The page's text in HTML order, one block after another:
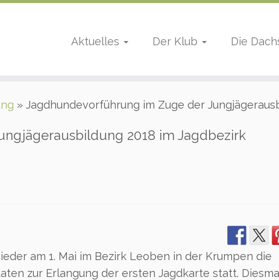
Aktuelles Der Klub Die
» Jagdhundevorführung im Zuge der
2018 im Jagdbezirk
am 1. Mai im Bezirk Leoben in der Krumpen die
zur Erlangung der ersten Jagdkarte statt.